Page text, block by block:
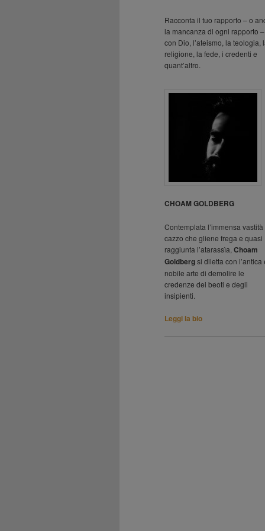
Racconta il tuo rapporto – o
la mancanza di ogni rapporto –
con Dio, l’ateismo, la teologia,
religione, la fede, i credenti e
quant’altro.
CHOAM GOLDBERG
Contemplata l’immensa vastità
cazzo che gliene frega e quasi
raggiunta l’atarassìa, Choam
Goldbergsi diletta con l’antica
nobile arte di demolire le
credenze dei beoti e degli
insipienti.
Leggi la bio